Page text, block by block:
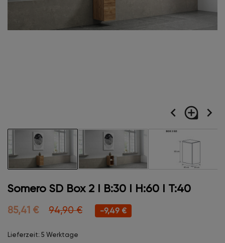
navigate_before loupe navigate_next
Somero SD Box 2 I B:30 I H:60 I T:40
85,41 € 94,90 € -9,49 €
Lieferzeit: 5 Werktage